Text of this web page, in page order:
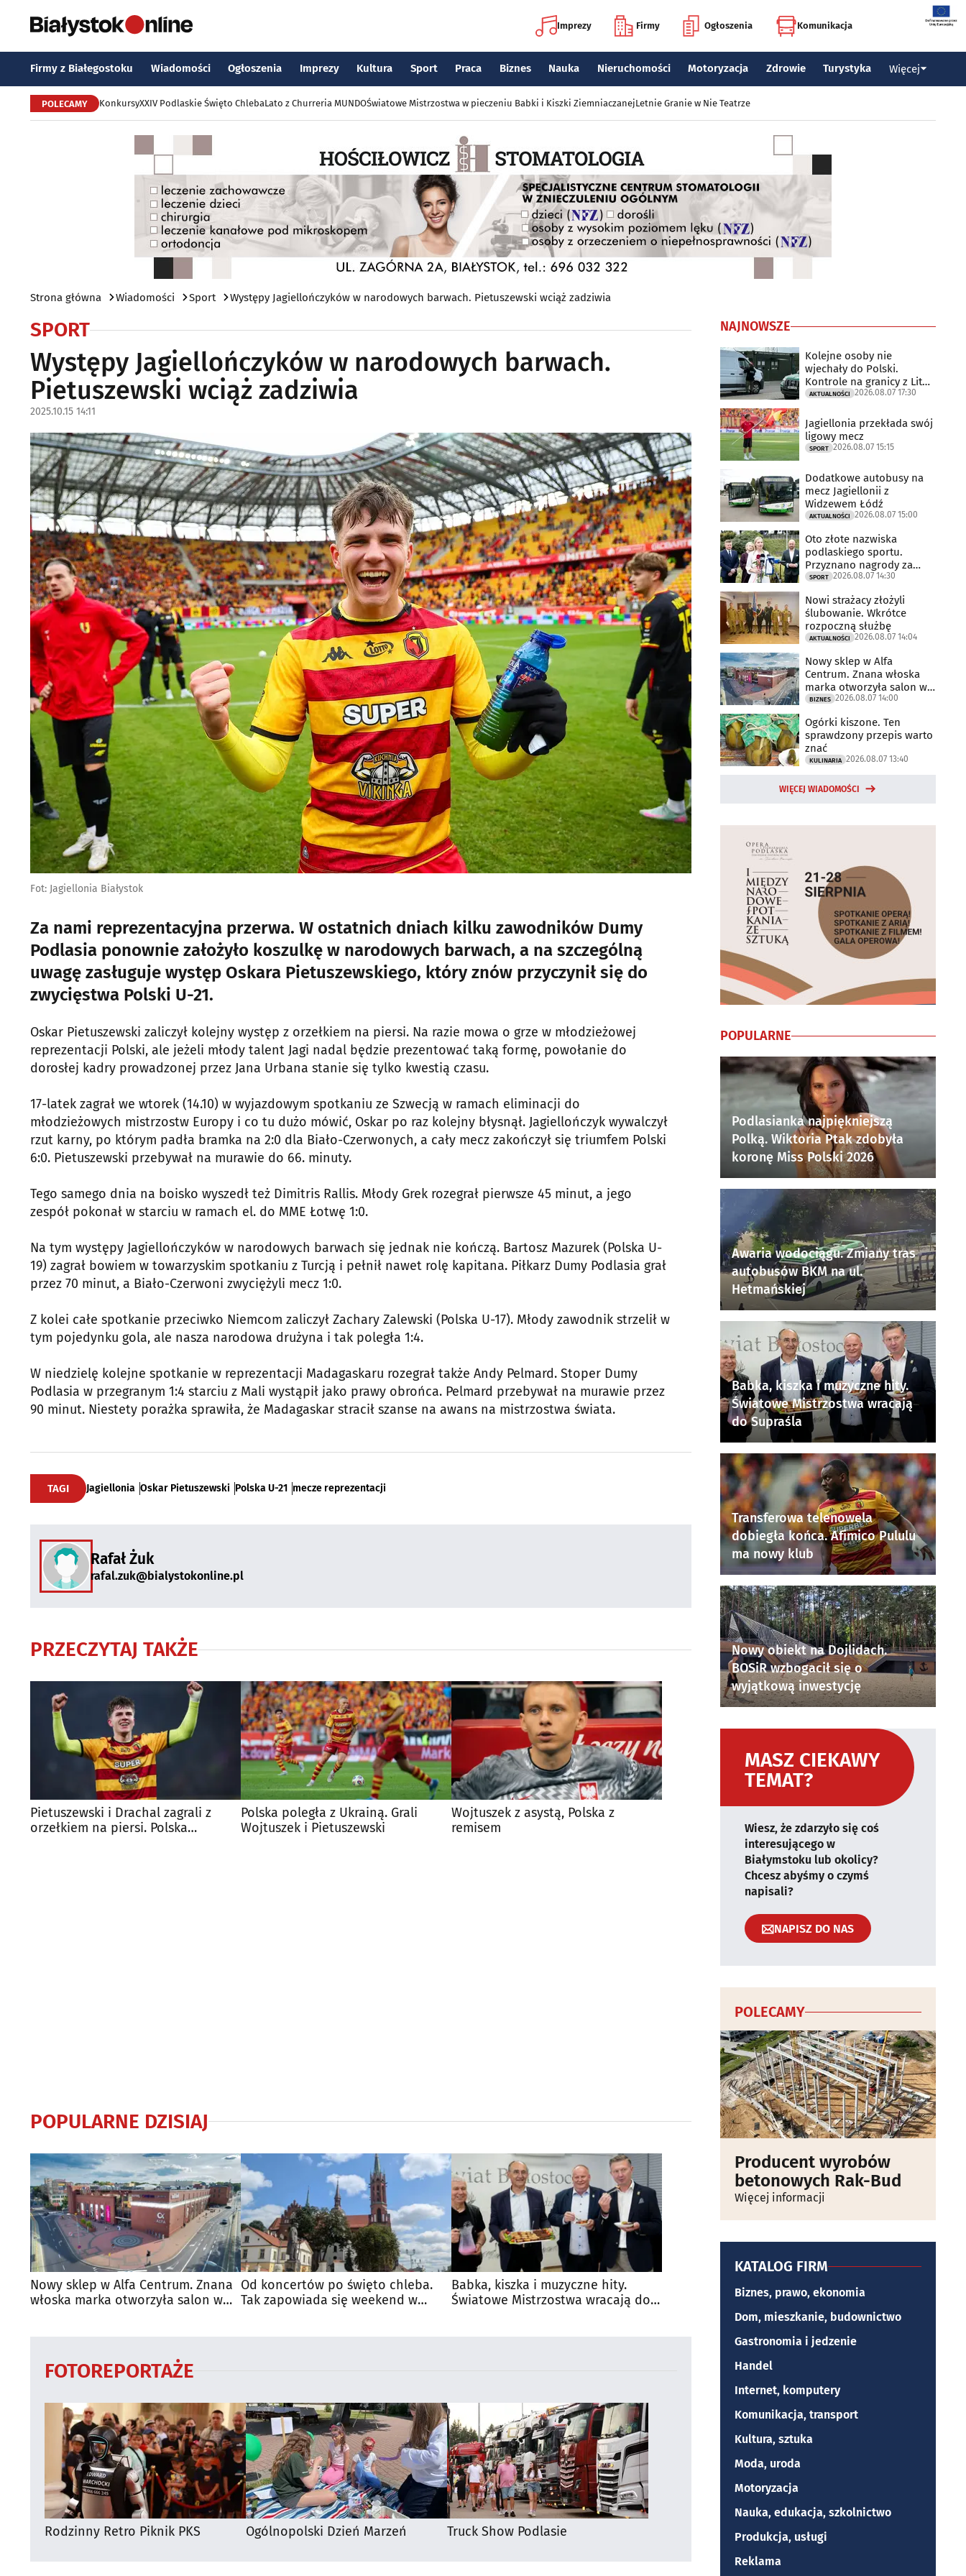
Imprezy Firmy Ogłoszenia Komunikacja
Firmy z Białegostoku Wiadomości Ogłoszenia Imprezy Kultura Sport Praca Biznes Nauka Nieruchomości Motoryzacja Zdrowie Turystyka Więcej
POLECAMY KonkursyXXIV Podlaskie Święto ChlebaLato z Churreria MUNDOŚwiatowe Mistrzostwa w pieczeniu Babki i Kiszki ZiemniaczanejLetnie Granie w Nie Teatrze
Strona główna Wiadomości Sport Występy Jagiellończyków w narodowych barwach. Pietuszewski wciąż zadziwia
SPORT
Występy Jagiellończyków w narodowych barwach.
Pietuszewski wciąż zadziwia
2025.10.15 14:11
Fot: Jagiellonia Białystok
Za nami reprezentacyjna przerwa. W ostatnich dniach kilku zawodników Dumy
Podlasia ponownie założyło koszulkę w narodowych barwach, a na szczególną
uwagę zasługuje występ Oskara Pietuszewskiego, który znów przyczynił się do
zwycięstwa Polski U-21.
Oskar Pietuszewski zaliczył kolejny występ z orzełkiem na piersi. Na razie mowa o grze w młodzieżowej
reprezentacji Polski, ale jeżeli młody talent Jagi nadal będzie prezentować taką formę, powołanie do
dorosłej kadry prowadzonej przez Jana Urbana stanie się tylko kwestią czasu.
17-latek zagrał we wtorek (14.10) w wyjazdowym spotkaniu ze Szwecją w ramach eliminacji do
młodzieżowych mistrzostw Europy i co tu dużo mówić, Oskar po raz kolejny błysnął. Jagiellończyk wywalczył
rzut karny, po którym padła bramka na 2:0 dla Biało-Czerwonych, a cały mecz zakończył się triumfem Polski
6:0. Pietuszewski przebywał na murawie do 66. minuty.
Tego samego dnia na boisko wyszedł też Dimitris Rallis. Młody Grek rozegrał pierwsze 45 minut, a jego
zespół pokonał w starciu w ramach el. do MME Łotwę 1:0.
Na tym występy Jagiellończyków w narodowych barwach się jednak nie kończą. Bartosz Mazurek (Polska U-
19) zagrał bowiem w towarzyskim spotkaniu z Turcją i pełnił nawet rolę kapitana. Piłkarz Dumy Podlasia grał
przez 70 minut, a Biało-Czerwoni zwyciężyli mecz 1:0.
Z kolei całe spotkanie przeciwko Niemcom zaliczył Zachary Zalewski (Polska U-17). Młody zawodnik strzelił w
tym pojedynku gola, ale nasza narodowa drużyna i tak poległa 1:4.
W niedzielę kolejne spotkanie w reprezentacji Madagaskaru rozegrał także Andy Pelmard. Stoper Dumy
Podlasia w przegranym 1:4 starciu z Mali wystąpił jako prawy obrońca. Pelmard przebywał na murawie przez
90 minut. Niestety porażka sprawiła, że Madagaskar stracił szanse na awans na mistrzostwa świata.
TAGI Jagiellonia Oskar Pietuszewski Polska U-21 mecze reprezentacji
Rafał Żuk
rafal.zuk@bialystokonline.pl
PRZECZYTAJ TAKŻE
Pietuszewski i Drachal zagrali z
orzełkiem na piersi. Polska
Polska poległa z Ukrainą. Grali
Wojtuszek i Pietuszewski
Wojtuszek z asystą, Polska z
remisem
POPULARNE DZISIAJ
Nowy sklep w Alfa Centrum. Znana
włoska marka otworzyła salon w
Od koncertów po święto chleba.
Tak zapowiada się weekend w
Babka, kiszka i muzyczne hity.
Światowe Mistrzostwa wracają do
FOTOREPORTAŻE
Rodzinny Retro Piknik PKS Ogólnopolski Dzień Marzeń Truck Show Podlasie
NAJNOWSZE
Kolejne osoby nie
wjechały do Polski.
Kontrole na granicy z Litwą
trwają
AKTUALNOŚCI 2026.08.07 17:30
Jagiellonia przekłada swój
ligowy mecz
SPORT 2026.08.07 15:15
Dodatkowe autobusy na
mecz Jagiellonii z
Widzewem Łódź
AKTUALNOŚCI 2026.08.07 15:00
Oto złote nazwiska
podlaskiego sportu.
Przyznano nagrody za
2025 rok
SPORT 2026.08.07 14:30
Nowi strażacy złożyli
ślubowanie. Wkrótce
rozpoczną służbę
AKTUALNOŚCI 2026.08.07 14:04
Nowy sklep w Alfa
Centrum. Znana włoska
marka otworzyła salon w
Białymstoku
BIZNES 2026.08.07 14:00
Ogórki kiszone. Ten
sprawdzony przepis warto
znać
KULINARIA 2026.08.07 13:40
WIĘCEJ WIADOMOŚCI
POPULARNE
Podlasianka najpiękniejszą
Polką. Wiktoria Ptak zdobyła
koronę Miss Polski 2026
Awaria wodociągu. Zmiany tras
autobusów BKM na ul.
Hetmańskiej
Babka, kiszka i muzyczne hity.
Światowe Mistrzostwa wracają
do Supraśla
Transferowa telenowela
dobiegła końca. Afimico Pululu
ma nowy klub
Nowy obiekt na Dojlidach.
BOSiR wzbogacił się o
wyjątkową inwestycję
MASZ CIEKAWY
TEMAT?
Wiesz, że zdarzyło się coś
interesującego w
Białymstoku lub okolicy?
Chcesz abyśmy o czymś
napisali?
NAPISZ DO NAS
POLECAMY
Producent wyrobów
betonowych Rak-Bud
Więcej informacji
KATALOG FIRM
Biznes, prawo, ekonomia
Dom, mieszkanie, budownictwo
Gastronomia i jedzenie
Handel
Internet, komputery
Komunikacja, transport
Kultura, sztuka
Moda, uroda
Motoryzacja
Nauka, edukacja, szkolnictwo
Produkcja, usługi
Reklama